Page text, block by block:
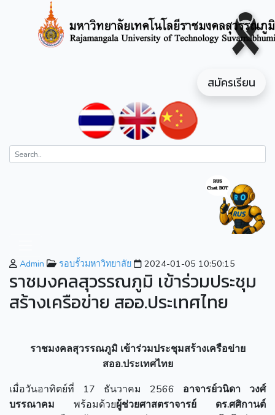
สมัครเรียน
Admin รอบรั้วมหาวิทยาลัย 2024-01-05 10:50:15
ราชมงคลสุวรรณภูมิ เข้าร่วมประชุม
สร้างเครือข่าย สออ.ประเทศไทย
ราชมงคลสุวรรณภูมิ เข้าร่วมประชุมสร้างเครือข่าย
สออ.ประเทศไทย
เมื่อวันอาทิตย์ที่ 17 ธันวาคม 2566 อาจารย์วนิดา วงศ์
บรรณาคม พร้อมด้วยผู้ช่วยศาสตราจารย์ ดร.ศศิกานต์